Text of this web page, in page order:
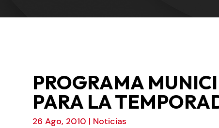
PROGRAMA
PARA LA
26 Ago, 2010 | Noticias